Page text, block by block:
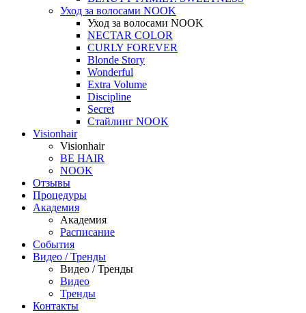
Уход за волосами NOOK
Уход за волосами NOOK
NECTAR COLOR
CURLY FOREVER
Blonde Story
Wonderful
Extra Volume
Discipline
Secret
Стайлинг NOOK
Visionhair
Visionhair
BE HAIR
NOOK
Отзывы
Процедуры
Академия
Академия
Расписание
События
Видео / Тренды
Видео / Тренды
Видео
Тренды
Контакты